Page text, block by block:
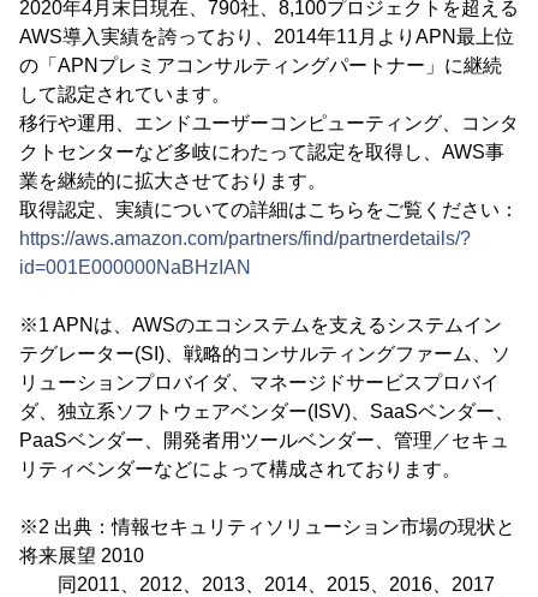
2020年4月末日現在、790社、8,100プロジェクトを超える
AWS導入実績を誇っており、2014年11月よりAPN最上位
の「APNプレミアコンサルティングパートナー」に継続
して認定されています。
移行や運用、エンドユーザーコンピューティング、コンタ
クトセンターなど多岐にわたって認定を取得し、AWS事
業を継続的に拡大させております。
取得認定、実績についての詳細はこちらをご覧ください：
https://aws.amazon.com/partners/find/partnerdetails/?
id=001E000000NaBHzIAN
※1 APNは、AWSのエコシステムを支えるシステムイン
テグレーター(SI)、戦略的コンサルティングファーム、ソ
リューションプロバイダ、マネージドサービスプロバイ
ダ、独立系ソフトウェアベンダー(ISV)、SaaSベンダー、
PaaSベンダー、開発者用ツールベンダー、管理／セキュ
リティベンダーなどによって構成されております。
※2 出典：情報セキュリティソリューション市場の現状と
将来展望 2010
同2011、2012、2013、2014、2015、2016、2017